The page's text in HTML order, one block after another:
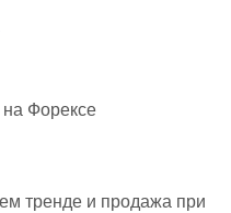
Форексе
тренде и продажа при